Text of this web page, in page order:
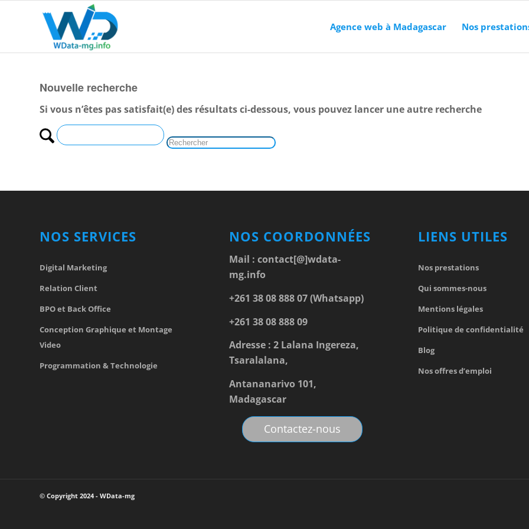
Agence web à Madagascar Nos
Nouvelle recherche
Si vous n’êtes pas satisfait(e) des résultats ci-dessous, vous pouvez lancer une autre recherche
NOS SERVICES
Digital Marketing
Relation Client
BPO et Back Office
Conception Graphique et Montage
Video
Programmation & Technologie
NOS COORDONNÉES
Mail : contact[@]wdata-
mg.info
+261 38 08 888 07 (Whatsapp)
+261 38 08 888 09
Adresse : 2 Lalana Ingereza,
Tsaralalana,
Antananarivo 101,
Madagascar
Contactez-nous
LIENS UTILES
Nos prestations
Qui sommes-nous
Mentions légales
Politique de confidentialité
Blog
Nos offres d’emploi
© Copyright 2024 - WData-mg